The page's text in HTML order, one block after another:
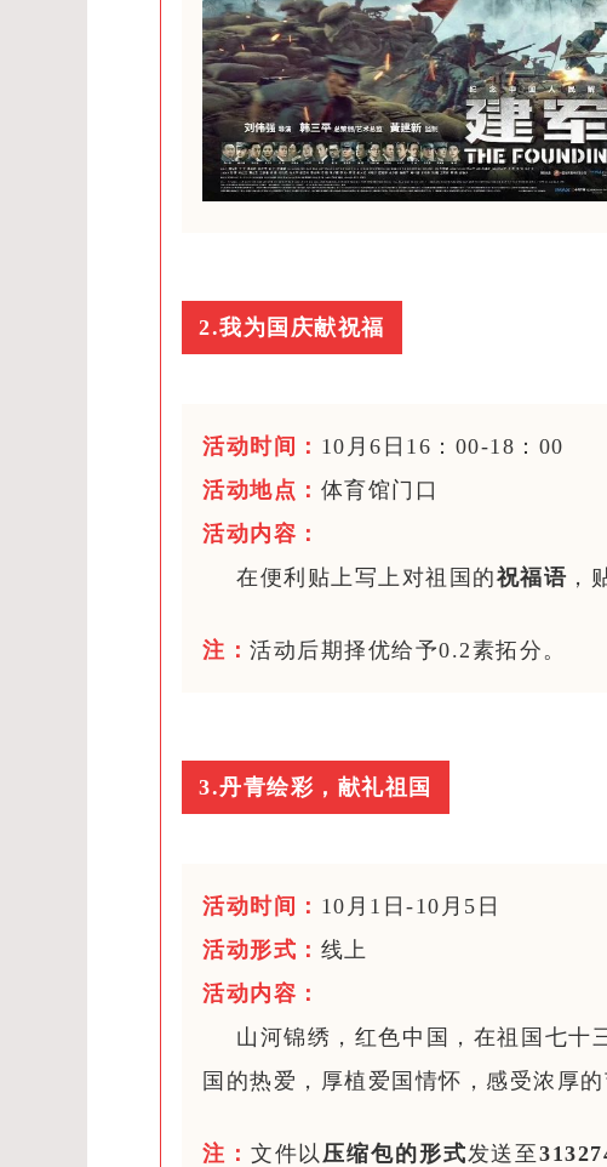
2.我为国庆献祝福
活动时间： 10月6日16：00-18：00
活动地点： 体育馆门口
活动内容：
在便利贴上写上对祖国的祝福语 ，
注： 活动后期择优给予0.2素拓分。
3.丹青绘彩，献礼祖国
活动时间： 10月1日-10月5日
活动形式： 线上
活动内容：
山河锦绣，红色中国，在祖国七十
国的热爱，厚植爱国情怀，感受浓厚
注： 文件以 压缩包的形式发送至